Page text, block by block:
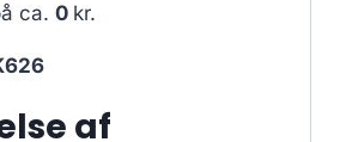
ca. 0 kr.
af